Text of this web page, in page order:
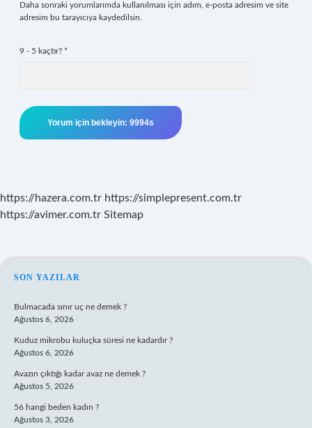
Daha sonraki yorumlarımda kullanılması için adım, e-posta adresim ve site
adresim bu tarayıcıya kaydedilsin.
9 - 5 kaçtır? *
https://hazera.com.tr https://simplepresent.com.tr
https://avimer.com.tr Sitemap
SIDEBAR
SON YAZILAR
Bulmacada sınır uç ne demek ?
Ağustos 6, 2026
Kuduz mikrobu kuluçka süresi ne kadardır ?
Ağustos 6, 2026
Avazın çıktığı kadar avaz ne demek ?
Ağustos 5, 2026
56 hangi beden kadın ?
Ağustos 3, 2026